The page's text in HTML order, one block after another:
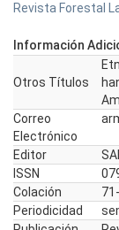
Revista Forestal
Información
Otros Títulos
Correo
Electrónico
Editor
ISSN
Colación
Periodicidad